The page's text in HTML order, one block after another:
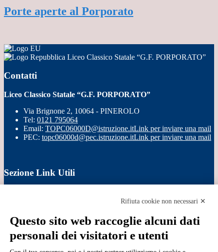
Porte aperte al Porporato
Liceo Classico Statale “G.F. PORPORATO”
Contatti
Liceo Classico Statale “G.F. PORPORATO”
Via Brignone 2, 10064 - PINEROLO
Tel: 0121 795064
Email: TOPC06000D@istruzione.itLink per inviare una mail
PEC: topc06000d@pec.istruzione.itLink per inviare una mail
Sezione Link Utili
Ufficio Relazioni con il Pubblico
Dichiarazione di accessibilità
Obiettivi di accessibilità
Rifiuta cookie non necessari ✕
Questo sito web raccoglie alcuni dati
personali dei visitatori e utenti